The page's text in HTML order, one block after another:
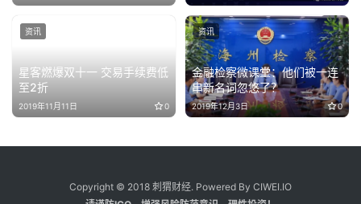
星客燃爆双十一 交易手续费低
至2折
2019年11月11日 0
资讯
金融检察微课堂：他们被一连
串新名词忽悠了？
2019年12月3日 0
资讯
Copyright © 2018 刺猬财经. Powered By CIWEI.IO